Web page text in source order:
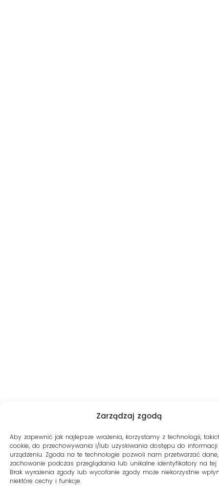
Zarządzaj zgodą
Aby zapewnić jak najlepsze wrażenia, korzystamy z technologii,
cookie, do przechowywania i/lub uzyskiwania dostępu do
urządzeniu. Zgoda na te technologie pozwoli nam przetwarzać
zachowanie podczas przeglądania lub unikalne identyfikatory na tej
Brak wyrażenia zgody lub wycofanie zgody może niekorzystnie
niektóre cechy i funkcje.